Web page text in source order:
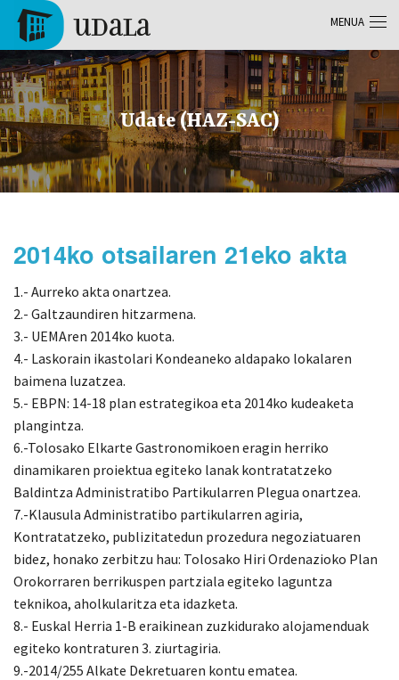
Skip to main content
Tolosa
Udate (HAZ-SAC)
2014ko otsailaren 21eko akta
1.- Aurreko akta onartzea.
2.- Galtzaundiren hitzarmena.
3.- UEMAren 2014ko kuota.
4.- Laskorain ikastolari Kondeaneko aldapako lokalaren
baimena luzatzea.
5.- EBPN: 14-18 plan estrategikoa eta 2014ko kudeaketa
plangintza.
6.-Tolosako Elkarte Gastronomikoen eragin herriko
dinamikaren proiektua egiteko lanak kontratatzeko
Baldintza Administratibo Partikularren Plegua onartzea.
7.-Klausula Administratibo partikularren agiria,
Kontratatzeko, publizitatedun prozedura negoziatuaren
bidez, honako zerbitzu hau: Tolosako Hiri Ordenazioko Plan
Orokorraren berrikuspen partziala egiteko laguntza
teknikoa, aholkularitza eta idazketa.
8.- Euskal Herria 1-B eraikinean zuzkidurako alojamenduak
egiteko kontraturen 3. ziurtagiria.
9.-2014/255 Alkate Dekretuaren kontu ematea.
MENUA